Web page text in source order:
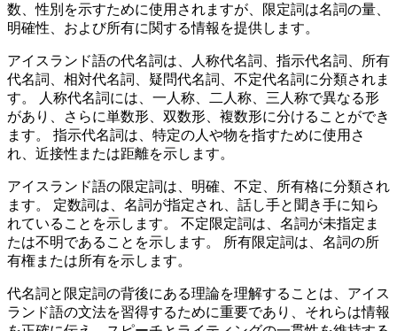
数、性別を示すために使用されますが、限定詞は名詞の量、
明確性、および所有に関する情報を提供します。
アイスランド語の代名詞は、人称代名詞、指示代名詞、所有
代名詞、相対代名詞、疑問代名詞、不定代名詞に分類されま
す。 人称代名詞には、一人称、二人称、三人称で異なる形
があり、さらに単数形、双数形、複数形に分けることができ
ます。 指示代名詞は、特定の人や物を指すために使用さ
れ、近接性または距離を示します。
アイスランド語の限定詞は、明確、不定、所有格に分類され
ます。 定数詞は、名詞が指定され、話し手と聞き手に知ら
れていることを示します。 不定限定詞は、名詞が未指定ま
たは不明であることを示します。 所有限定詞は、名詞の所
有権または所有を示します。
代名詞と限定詞の背後にある理論を理解することは、アイス
ランド語の文法を習得するために重要であり、それらは情報